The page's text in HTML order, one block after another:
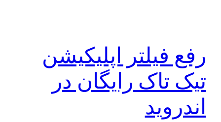
رفع فیلتر اپلیکیشن
تیک تاک رایگان در
اندروید